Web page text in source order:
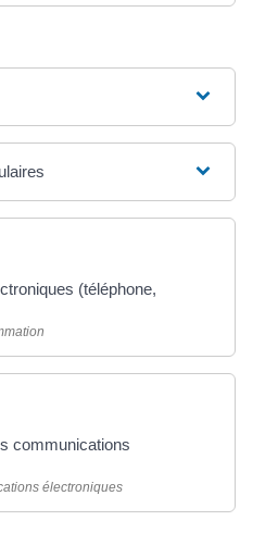
(téléphone,
communications
électroniques